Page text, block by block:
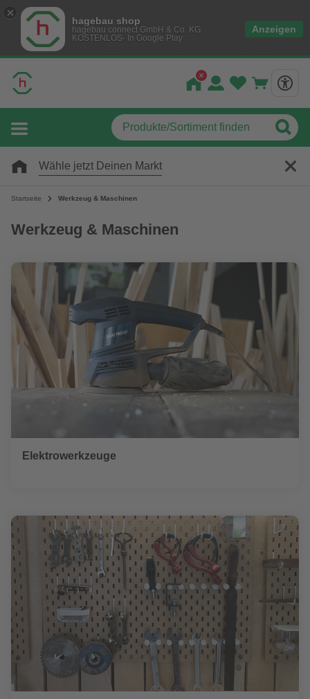
hagebau shop
hagebau connect GmbH & Co. KG
KOSTENLOS- In Google Play
Anzeigen
Wähle jetzt Deinen Markt
Startseite Werkzeug & Maschinen
Werkzeug & Maschinen
Elektrowerkzeuge